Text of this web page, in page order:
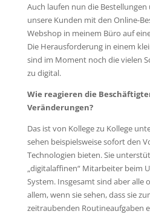
Auch laufen nun die
unsere Kunden mit den Online-
Webshop in meinem Büro auf
Die Herausforderung in einem
sind im Moment noch die vielen
zu digital.
Wie reagieren die
Veränderungen?
Das ist von Kollege zu Kollege
sehen beispielsweise sofort den
Technologien bieten. Sie
„digitalaffinen“ Mitarbeiter beim
System. Insgesamt sind aber alle
allem, wenn sie sehen, dass sie
zeitraubenden Routineaufgaben